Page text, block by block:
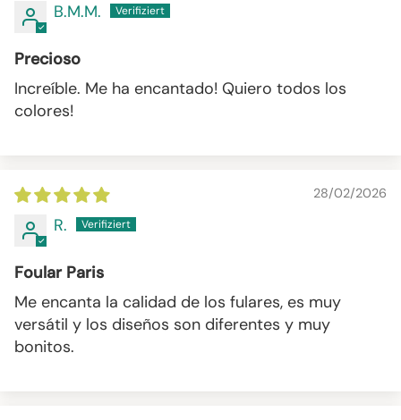
B.M.M.
Precioso
Increíble. Me ha encantado! Quiero todos los
colores!
28/02/2026
R.
Foular Paris
Me encanta la calidad de los fulares, es muy
versátil y los diseños son diferentes y muy
bonitos.